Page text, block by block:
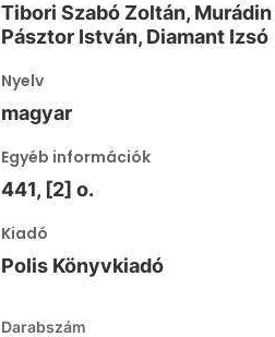
Tibori Szabó Zoltán,
Pásztor István, Diamant Izsó
Nyelv
magyar
Egyéb információk
441, [2] o.
Kiadó
Polis Könyvkiadó
Darabszám